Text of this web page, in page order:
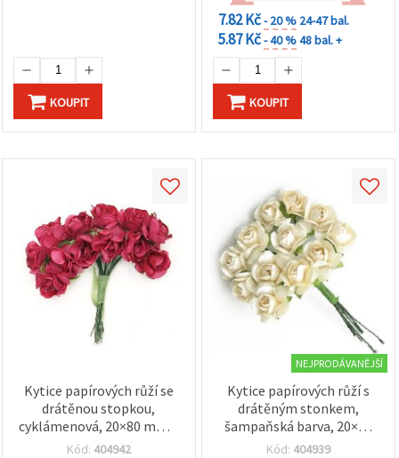
KOUPIT
7.82 Kč- 20 % 24-47 bal.
5.87 Kč- 40 %48 bal. +
KOUPIT
Kytice papírových růží se
drátěnou stopkou,
cyklámenová, 20×80 mm –
balení 12 ks
Kód: 404942
NEJPRODÁVANĚJŠÍ
Kytice papírových růží s
drátěným stonkem,
šampaňská barva, 20×80
mm – balení 12 ks
Kód: 404939